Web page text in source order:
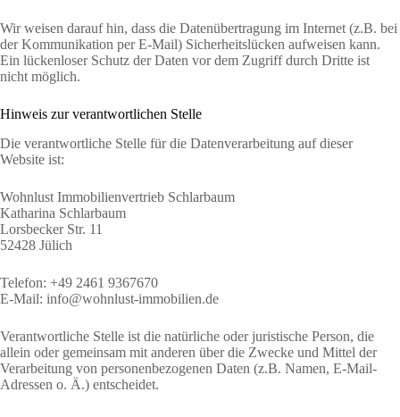
Wir weisen darauf hin, dass die Datenübertragung im Internet (z.B. bei
der Kommunikation per E-Mail) Sicherheitslücken aufweisen kann.
Ein lückenloser Schutz der Daten vor dem Zugriff durch Dritte ist
nicht möglich.
Hinweis zur verantwortlichen Stelle
Die verantwortliche Stelle für die Datenverarbeitung auf dieser
Website ist:
Wohnlust Immobilienvertrieb Schlarbaum
Katharina Schlarbaum
Lorsbecker Str. 11
52428 Jülich
Telefon: +49 2461 9367670
E-Mail: info@wohnlust-immobilien.de
Verantwortliche Stelle ist die natürliche oder juristische Person, die
allein oder gemeinsam mit anderen über die Zwecke und Mittel der
Verarbeitung von personenbezogenen Daten (z.B. Namen, E-Mail-
Adressen o. Ä.) entscheidet.